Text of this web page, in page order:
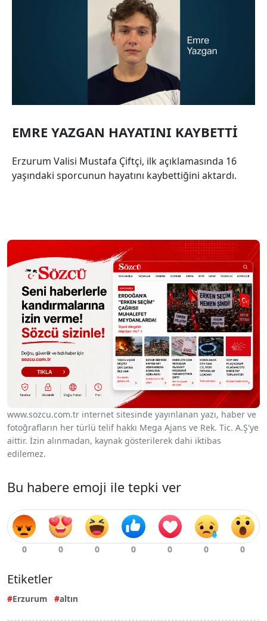
EMRE YAZGAN HAYATINI KAYBETTİ
Erzurum Valisi Mustafa Çiftçi, ilk açıklamasında 16
yaşındaki sporcunun hayatını kaybettiğini aktardı.
www.sozcu.com.tr internet sitesinde yayınlanan yazı, haber ve
fotoğrafların her türlü telif hakkı Mega Ajans ve Rek. Tic. A.Ş'ye
aittir. İzin alınmadan, kaynak gösterilerek dahi iktibas
edilemez.
Bu habere emoji ile tepki ver
Etiketler
Erzurum altın